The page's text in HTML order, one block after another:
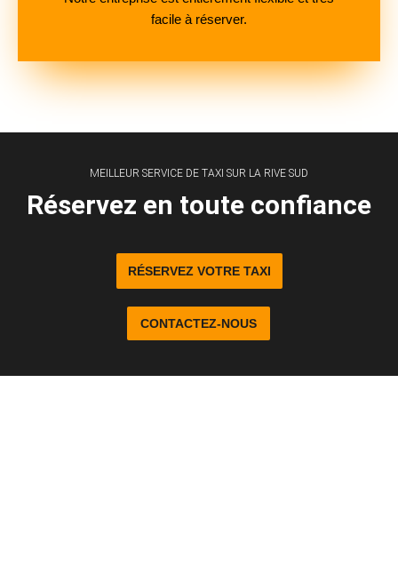
facile à réserver.
MEILLEUR SERVICE DE TAXI SUR LA RIVE SUD
Réservez en toute confiance
RÉSERVEZ VOTRE TAXI
CONTACTEZ-NOUS